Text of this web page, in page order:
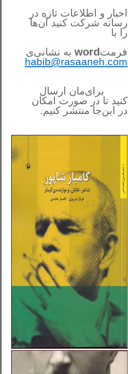
اخبار و اطلاعات تازه در
رسانه شرکت کنید آن‌ها
را با
فرمتword به نشانی‌ی
habib@rasaaneh.com
برای‌مان ارسال
کنید تا در صورت امکان
در این‌جامنتشر کنیم.